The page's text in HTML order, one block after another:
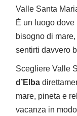
Valle Santa
È un luogo dove
bisogno di
sentirti davvero
Scegliere Valle
d’Elba
mare, pineta e
vacanza in